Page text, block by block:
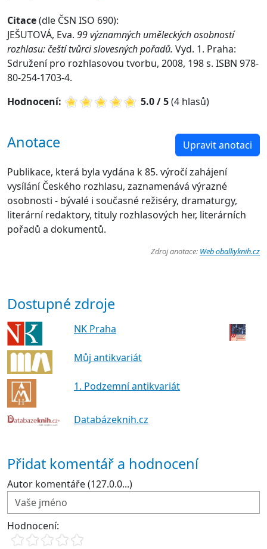
Citace(dle ČSN ISO 690):
JEŠUTOVÁ, Eva. 99 významných uměleckých osobností
rozhlasu: čeští tvůrci slovesných pořadů. Vyd. 1. Praha:
Sdružení pro rozhlasovou tvorbu, 2008, 198 s. ISBN 978-
80-254-1703-4.
Hodnocení:
5.0 / 5(4 hlasů)
Anotace Upravit anotaci
Publikace, která byla vydána k 85. výročí zahájení
vysílání Českého rozhlasu, zaznamenává výrazné
osobnosti - bývalé i současné režiséry, dramaturgy,
literární redaktory, tituly rozhlasových her, literárních
pořadů a dokumentů.
Zdroj anotace: Web obalkyknih.cz
Dostupné zdroje
NK Praha
Můj antikvariát
1. Podzemní antikvariát
Databázeknih.cz
Přidat komentář a hodnocení
Autor komentáře (127.0.0...)
Hodnocení: